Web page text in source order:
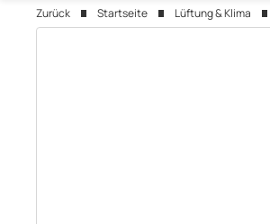
Zurück Startseite Lüftung & Klima